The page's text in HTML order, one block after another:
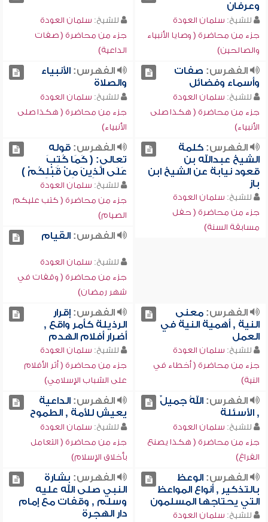
وعرفان
للشيخ: سلمان العودة
جزء من محاضرة ( وصايا الأنبياء
والصالحين)
للشيخ: سلمان العودة
جزء من محاضرة ( صفات
الداعية)
الفهرس: صفات
وأسماء وفضائل
للشيخ: سلمان العودة
جزء من محاضرة ( هكذا صلى
الأنبياء)
الفهرس:الأنبياء
والصلاة
للشيخ: سلمان العودة
جزء من محاضرة ( هكذا صلى
الأنبياء)
الفهرس:كلمة
الشيخ عبدالله بن
قعود نيابة عن الشيخ ابن
باز
للشيخ: سلمان العودة
جزء من محاضرة ( حفل
مسابقة السنة)
الفهرس:قوله
تعالى: ( كَمَا كُتِبَ
عَلَى الَّذِينَ مِنْ قَبْلِكُمْ )
للشيخ: سلمان العودة
جزء من محاضرة ( كتب عليكم
الصيام)
الفهرس:القيام
للشيخ: سلمان العودة
جزء من محاضرة ( وقفات في
شهر رمضان)
الفهرس:معنى
النية , أهمية النية في
العمل
للشيخ: سلمان العودة
جزء من محاضرة ( أخطاء في
النية)
الفهرس:إقرار
الرذيلة كأمر واقع ,
أضرار أفلام الهدم
للشيخ: سلمان العودة
جزء من محاضرة ( أثر الأفلام
على الشباب الإسلامي)
الفهرس:اللهُ جميلٌ
, الأسئلة
للشيخ: سلمان العودة
جزء من محاضرة ( هكذا يصنع
الفراغ)
الفهرس:الداعية
يعيش للأمة , الطموح
للشيخ: سلمان العودة
جزء من محاضرة ( التعامل
بأخلاق الإسلام)
الفهرس:الوعظ
بالتذكير , أنواع المواعظ
التي يحتاجها المسلمون
للشيخ: سلمان العودة
الفهرس: بشارة
النبي صلى الله عليه
وسلم , وقفات مع إمام
دار الهجرة